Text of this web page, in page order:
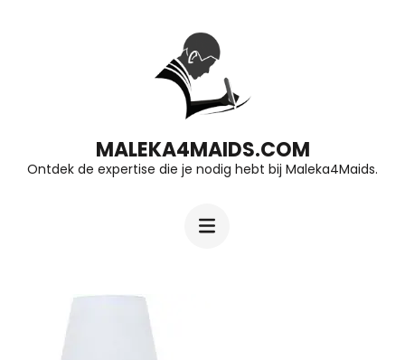
Enter)
MALEKA4MAIDS.COM
Ontdek de expertise die je nodig hebt bij Maleka4Maids.